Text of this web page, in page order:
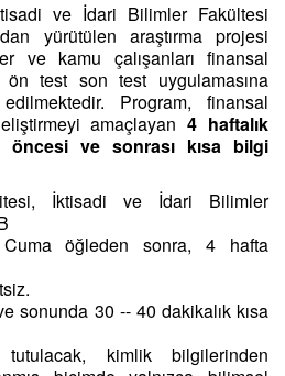
ve İdari Bilimler Fakültesi
yürütülen araştırma projesi
ve kamu çalışanları finansal
test son test uygulamasına
Program, finansal
amaçlayan4 haftalık
öncesi ve sonrası kısa bilgi
İktisadi ve İdari Bilimler
öğleden sonra, 4 hafta
sonunda 30 -- 40 dakikalık kısa
kimlik bilgilerinden